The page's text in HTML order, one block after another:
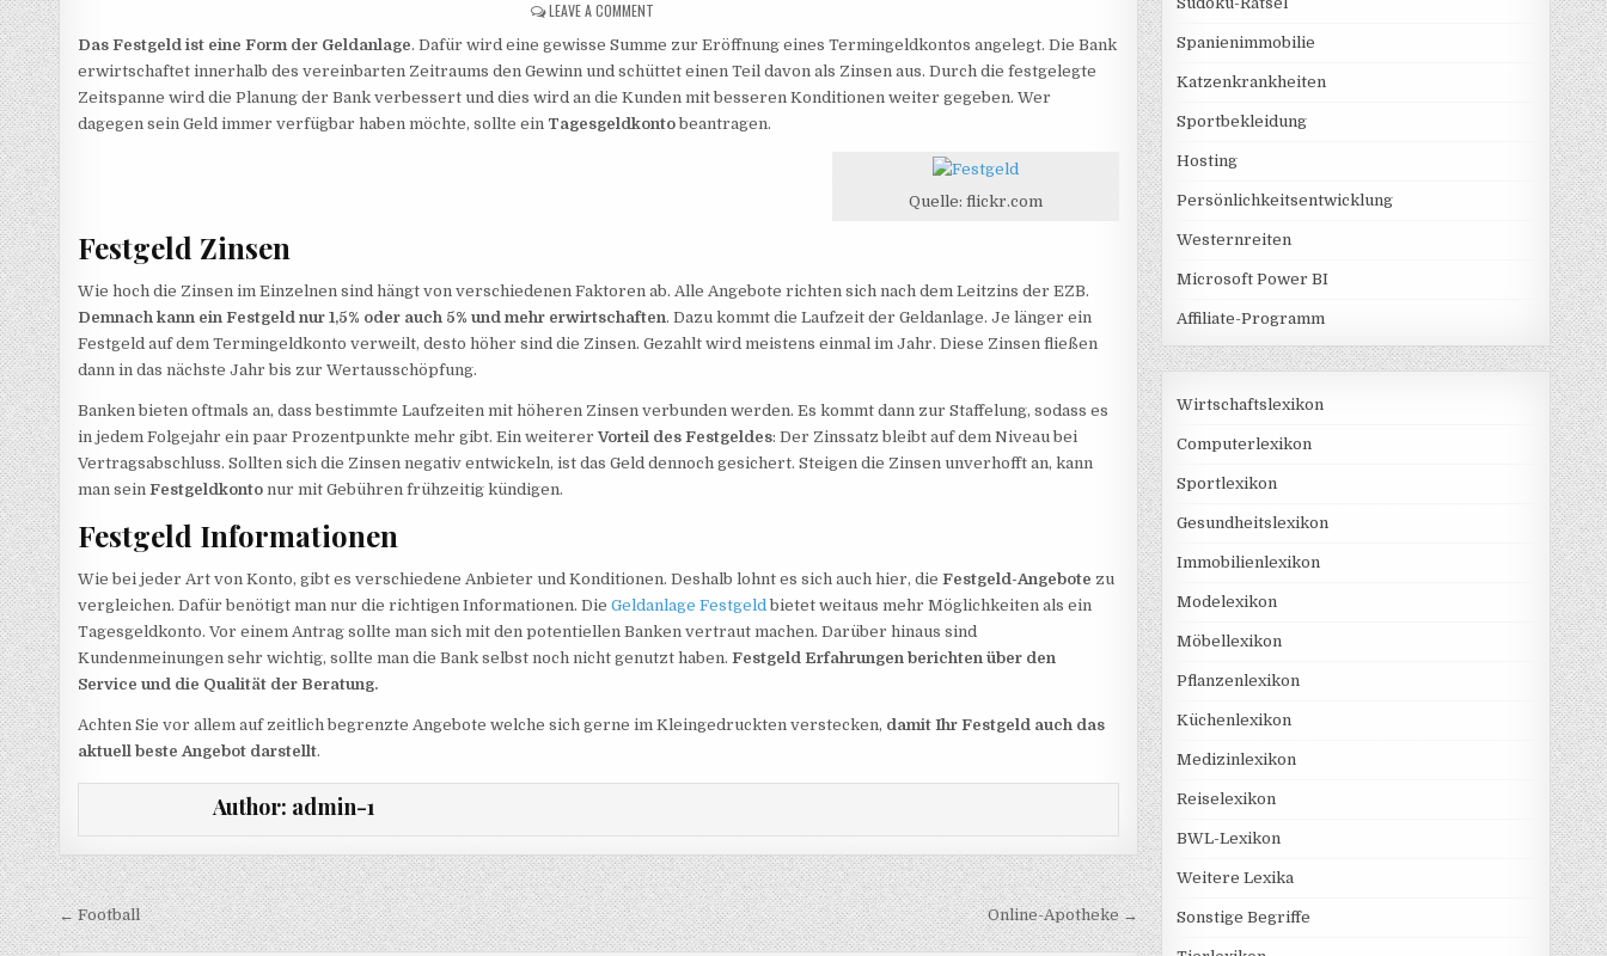
LEAVE A COMMENTON FESTGELD
Das Festgeld ist eine Form der Geldanlage. Dafür wird eine gewisse Summe zur Eröffnung eines Termingeldkontos angelegt. Die Bank
erwirtschaftet innerhalb des vereinbarten Zeitraums den Gewinn und schüttet einen Teil davon als Zinsen aus. Durch die festgelegte
Zeitspanne wird die Planung der Bank verbessert und dies wird an die Kunden mit besseren Konditionen weiter gegeben. Wer
dagegen sein Geld immer verfügbar haben möchte, sollte ein Tagesgeldkontobeantragen.
Quelle: flickr.com
Festgeld Zinsen
Wie hoch die Zinsen im Einzelnen sind hängt von verschiedenen Faktoren ab. Alle Angebote richten sich nach dem Leitzins der EZB.
Demnach kann ein Festgeld nur 1,5% oder auch 5% und mehr erwirtschaften. Dazu kommt die Laufzeit der Geldanlage. Je länger ein
Festgeld auf dem Termingeldkonto verweilt, desto höher sind die Zinsen. Gezahlt wird meistens einmal im Jahr. Diese Zinsen fließen
dann in das nächste Jahr bis zur Wertausschöpfung.
Banken bieten oftmals an, dass bestimmte Laufzeiten mit höheren Zinsen verbunden werden. Es kommt dann zur Staffelung, sodass es
in jedem Folgejahr ein paar Prozentpunkte mehr gibt. Ein weitererVorteil des Festgeldes: Der Zinssatz bleibt auf dem Niveau bei
Vertragsabschluss. Sollten sich die Zinsen negativ entwickeln, ist das Geld dennoch gesichert. Steigen die Zinsen unverhofft an, kann
man seinFestgeldkonto nur mit Gebühren frühzeitig kündigen.
Festgeld Informationen
Wie bei jeder Art von Konto, gibt es verschiedene Anbieter und Konditionen. Deshalb lohnt es sich auch hier, dieFestgeld-Angebote zu
vergleichen. Dafür benötigt man nur die richtigen Informationen. DieGeldanlage Festgeldbietet weitaus mehr Möglichkeiten als ein
Tagesgeldkonto. Vor einem Antrag sollte man sich mit den potentiellen Banken vertraut machen. Darüber hinaus sind
Kundenmeinungen sehr wichtig, sollte man die Bank selbst noch nicht genutzt haben.Festgeld Erfahrungen berichten über den
Service und die Qualität der Beratung.
Achten Sie vor allem auf zeitlich begrenzte Angebote welche sich gerne im Kleingedruckten verstecken, damit Ihr Festgeld auch das
aktuell beste Angebot darstellt.
Author: admin-1
Beitragsnavigation
← Football Online-Apotheke →
Spanienimmobilie
Katzenkrankheiten
Sportbekleidung
Hosting
Persönlichkeitsentwicklung
Westernreiten
Microsoft Power BI
Affiliate-Programm
Wirtschaftslexikon
Computerlexikon
Sportlexikon
Gesundheitslexikon
Immobilienlexikon
Modelexikon
Möbellexikon
Pflanzenlexikon
Küchenlexikon
Medizinlexikon
Reiselexikon
BWL-Lexikon
Weitere Lexika
Sonstige Begriffe